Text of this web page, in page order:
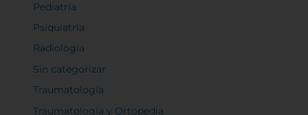
Pediatría
Psiquiatría
Radiología
Sin categorizar
Traumatología
Traumatología y Ortopedia